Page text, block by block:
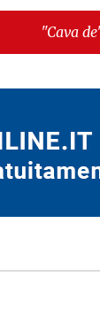
Caso
esiste"